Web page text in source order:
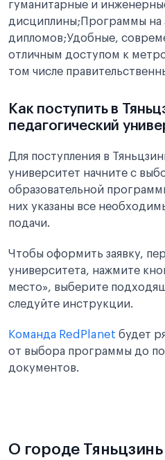
гуманитарные и
дисциплины;Программы на
дипломов;Удобные,
отличным доступом к
том числе
Как поступить в
педагогический
Для поступления в
университет начните с
образовательной
них указаны все
подачи.
Чтобы оформить заявку,
университета, нажмите
место», выберите
следуйте инструкции.
Команда RedPlanet будет
от выбора программы до
документов.
О городе Тяньцзинь